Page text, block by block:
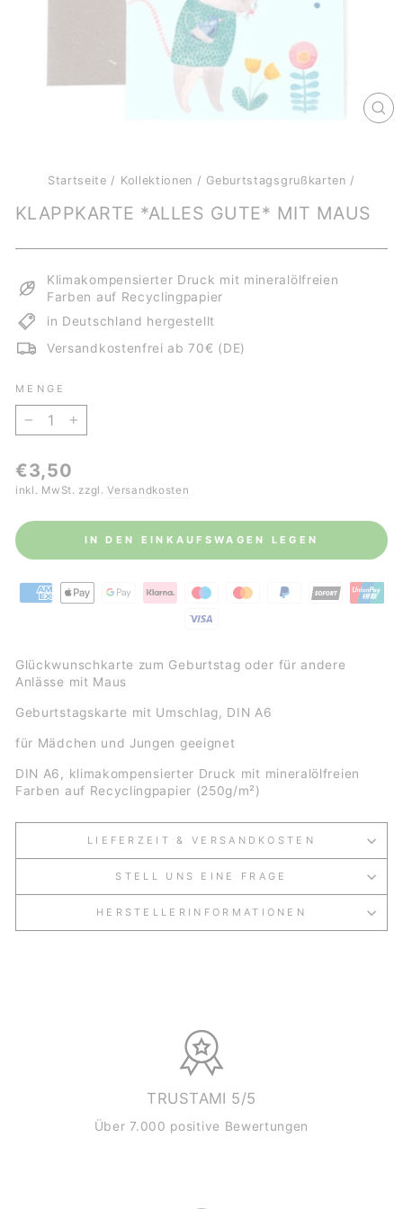
Startseite / Kollektionen / Geburtstagsgrußkarten /
KLAPPKARTE *ALLES GUTE* MIT MAUS
Klimakompensierter Druck mit mineralölfreien
Farben auf Recyclingpapier
in Deutschland hergestellt
Versandkostenfrei ab 70€ (DE)
MENGE
Normaler
Preis
€3,50
inkl. MwSt. zzgl.Versandkosten
IN DEN EINKAUFSWAGEN LEGEN
Glückwunschkarte zum Geburtstag oder für andere
Anlässe mit Maus
Geburtstagskarte mit Umschlag, DIN A6
für Mädchen und Jungen geeignet
DIN A6, klimakompensierter Druck mit mineralölfreien
Farben auf Recyclingpapier (250g/m²)
LIEFERZEIT & VERSANDKOSTEN
STELL UNS EINE FRAGE
HERSTELLERINFORMATIONEN
TRUSTAMI 5/5
Über 7.000 positive Bewertungen